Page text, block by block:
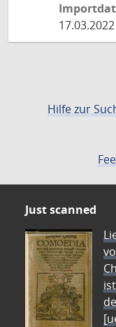
17.03.2022
Hilfe zur
Just scanned